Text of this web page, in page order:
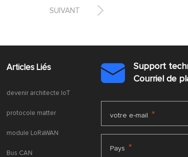

SUIVANT
Articles Liés
devenir architecte IoT
protocole matter
module LoRaWAN
Bus CAN

Support
Courriel de
votre e-mail *
Pays *